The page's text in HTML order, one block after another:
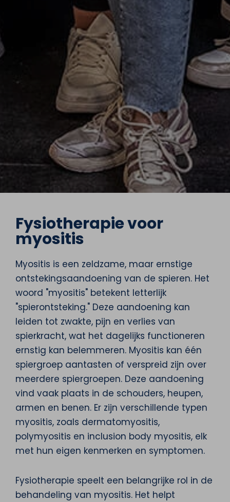
Fysiotherapie voor
myositis
Myositis is een zeldzame, maar ernstige
ontstekingsaandoening van de spieren. Het
woord "myositis" betekent letterlijk
"spierontsteking." Deze aandoening kan
leiden tot zwakte, pijn en verlies van
spierkracht, wat het dagelijks functioneren
ernstig kan belemmeren. Myositis kan één
spiergroep aantasten of verspreid zijn over
meerdere spiergroepen. Deze aandoening
vind vaak plaats in de schouders, heupen,
armen en benen. Er zijn verschillende typen
myositis, zoals dermatomyositis,
polymyositis en inclusion body myositis, elk
met hun eigen kenmerken en symptomen.
Fysiotherapie speelt een belangrijke rol in de
behandeling van myositis. Het helpt